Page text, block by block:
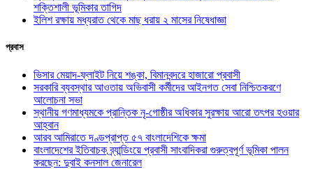
শক্তিশালী ভূমিকার তাগিদ
ইলিশ রক্ষায় মধ্যরাত থেকে মাছ ধরায় ২ মাসের নিষেধাজ্ঞা
প্রবাস
ভিসার মেয়াদ-ফ্লাইট নিয়ে শঙ্কা, বিমানবন্দরে হাজারো প্রবাসী
সরকারি ব্যবস্থার আওতায় অভিবাসী কর্মীদের আইনগত সেবা নিশ্চিতকরণে
আলোচনা সভা
স্থানীয় গণমাধ্যমকে প্রান্তিক নৃ-গোষ্ঠীর অধিকার সুরক্ষায় আরো তৎপর হওয়ার
আহ্বান
আরব আমিরাতে দণ্ডপ্রাপ্ত ৫৭ বাংলাদেশিকে ক্ষমা
বাংলাদেশের ইতিবাচক ব্র্যান্ডিংয়ে প্রবাসী সাংবাদিকরা গুরুত্বপূর্ণ ভূমিকা পালন
করছেন: দুবাই কনসাল জেনারেল